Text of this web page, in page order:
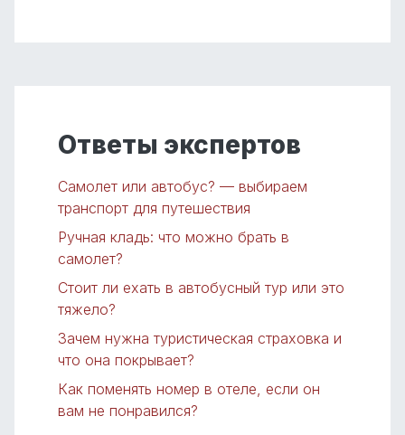
Ответы экспертов
Самолет или автобус? — выбираем
транспорт для путешествия
Ручная кладь: что можно брать в
самолет?
Стоит ли ехать в автобусный тур или это
тяжело?
Зачем нужна туристическая страховка и
что она покрывает?
Как поменять номер в отеле, если он
вам не понравился?